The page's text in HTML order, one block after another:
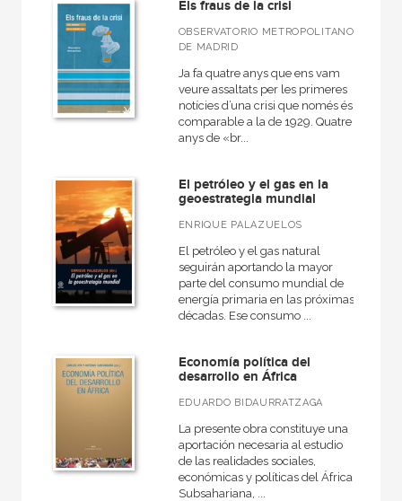
Els fraus de la crisi
OBSERVATORIO METROPOLITANO
DE MADRID
Ja fa quatre anys que ens vam
veure assaltats per les primeres
notícies d’una crisi que només és
comparable a la de 1929. Quatre
anys de «br...
El petróleo y el gas en la
geoestrategia mundial
ENRIQUE PALAZUELOS
El petróleo y el gas natural
seguirán aportando la mayor
parte del consumo mundial de
energía primaria en las próximas
décadas. Ese consumo ...
Economía política del
desarrollo en África
EDUARDO BIDAURRATZAGA
La presente obra constituye una
aportación necesaria al estudio
de las realidades sociales,
económicas y políticas del África
Subsahariana, ...